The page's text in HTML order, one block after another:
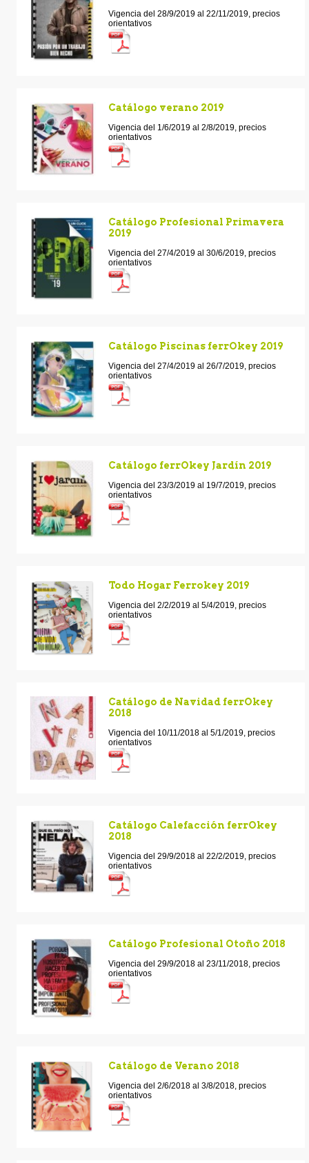
Vigencia del 28/9/2019 al 22/11/2019, precios
orientativos
Catálogo verano 2019
Vigencia del 1/6/2019 al 2/8/2019, precios
orientativos
Catálogo Profesional Primavera
2019
Vigencia del 27/4/2019 al 30/6/2019, precios
orientativos
Catálogo Piscinas ferrOkey 2019
Vigencia del 27/4/2019 al 26/7/2019, precios
orientativos
Catálogo ferrOkey Jardín 2019
Vigencia del 23/3/2019 al 19/7/2019, precios
orientativos
Todo Hogar Ferrokey 2019
Vigencia del 2/2/2019 al 5/4/2019, precios
orientativos
Catálogo de Navidad ferrOkey
2018
Vigencia del 10/11/2018 al 5/1/2019, precios
orientativos
Catálogo Calefacción ferrOkey
2018
Vigencia del 29/9/2018 al 22/2/2019, precios
orientativos
Catálogo Profesional Otoño 2018
Vigencia del 29/9/2018 al 23/11/2018, precios
orientativos
Catálogo de Verano 2018
Vigencia del 2/6/2018 al 3/8/2018, precios
orientativos